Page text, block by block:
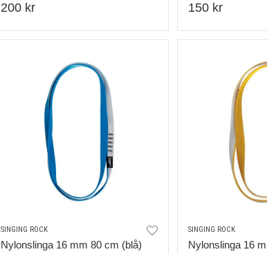
200 kr 150 kr
SINGING ROCK
Nylonslinga 16 mm 80 cm (blå)
SINGING ROCK
Nylonslinga 16